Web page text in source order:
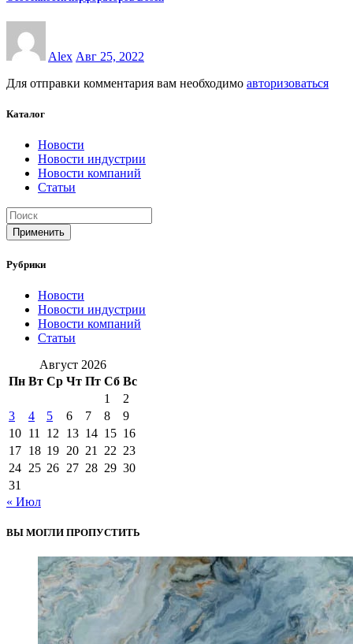
Alex Авг 25, 2022
Для отправки комментария вам необходимо авторизоваться
Каталог
Новости
Новости индустрии
Новости компаний
Статьи
Применить
Рубрики
Новости
Новости индустрии
Новости компаний
Статьи
Август 2026
Пн Вт Ср Чт Пт Сб Вс
1
2
3
4 5 6 7 8
9
10 11 12 13 14 15 16
17 18 19 20 21 22 23
24 25 26 27 28 29 30
31
« Июл
ВЫ МОГЛИ ПРОПУСТИТЬ